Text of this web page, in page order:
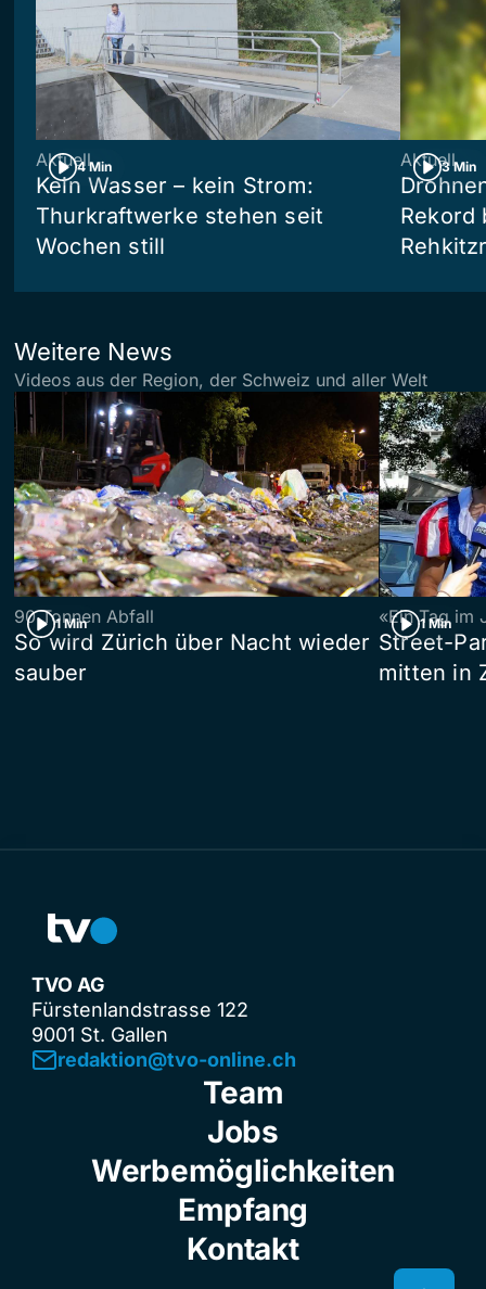
4 Min
Aktuell
Kein Wasser – kein Strom:
Thurkraftwerke stehen seit
Wochen still
3 Min
Aktuell
Rekord
Weitere News
Videos aus der Region, der Schweiz und aller Welt
1 Min
90 Tonnen Abfall
So wird Zürich über Nacht wieder
sauber
1 Min
«Ein Tag im
Street-
mitten in
TVO AG
Fürstenlandstrasse 122
9001 St. Gallen
redaktion@tvo-online.ch
Team
Jobs
Werbemöglichkeiten
Empfang
Kontakt